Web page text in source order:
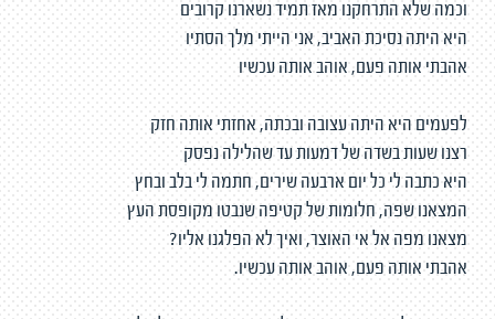
וכמה שלא התרחקנו מאז תמיד נשארנו קרובים
היא היתה נסיכת האביב, אני הייתי מלך הסתיו
אהבתי אותה פעם, אוהב אותה עכשיו
לפעמים היא היתה עצובה ובכתה, אחזתי אותה חזק
רצנו שעות בשדה של דמעות עד שהלילה נפסק
היא כתבה לי כל יום ארבעה שירים, חתמה לי בלב ובחץ
המצאנו שפה, חלומות של קטיפה שנבטו מקופסת העץ
מצאנו מפה אל אי האוצר, ואיך לא הפלגנו אליו?
אהבתי אותה פעם, אוהב אותה עכשיו.